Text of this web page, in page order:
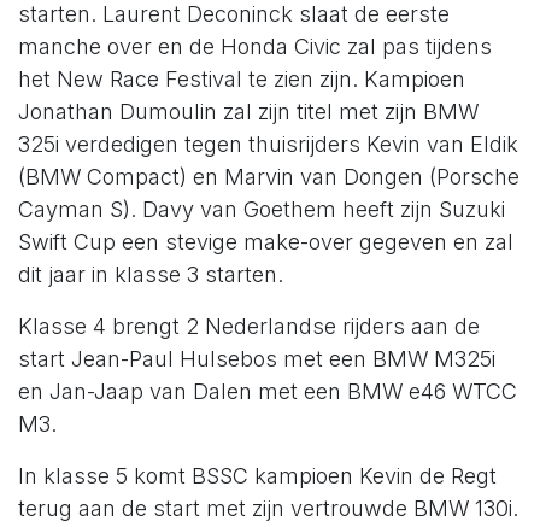
starten. Laurent Deconinck slaat de eerste
manche over en de Honda Civic zal pas tijdens
het New Race Festival te zien zijn. Kampioen
Jonathan Dumoulin zal zijn titel met zijn BMW
325i verdedigen tegen thuisrijders Kevin van Eldik
(BMW Compact) en Marvin van Dongen (Porsche
Cayman S). Davy van Goethem heeft zijn Suzuki
Swift Cup een stevige make-over gegeven en zal
dit jaar in klasse 3 starten.
Klasse 4 brengt 2 Nederlandse rijders aan de
start Jean-Paul Hulsebos met een BMW M325i
en Jan-Jaap van Dalen met een BMW e46 WTCC
M3.
In klasse 5 komt BSSC kampioen Kevin de Regt
terug aan de start met zijn vertrouwde BMW 130i.